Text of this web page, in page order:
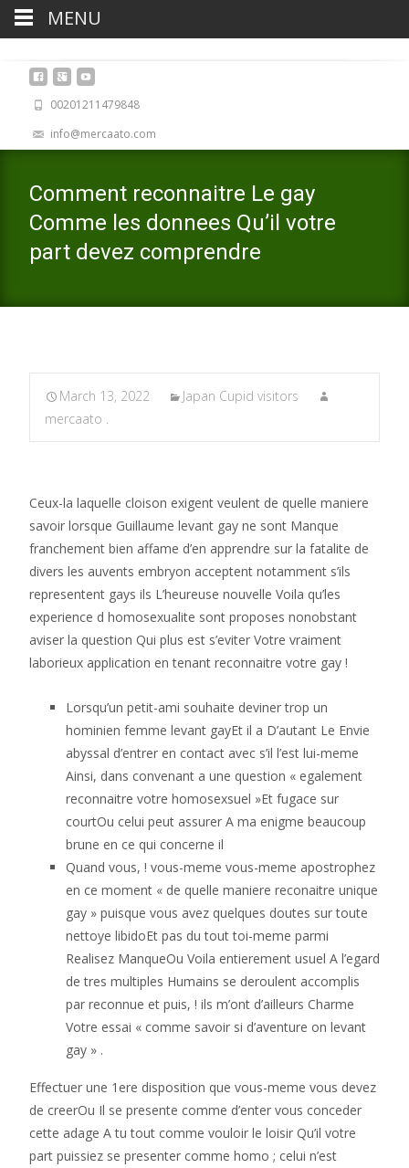
00201211479848
info@mercaato.com
Comment reconnaitre Le gay
Comme les donnees Qu’il votre
part devez comprendre
March 13, 2022
Japan Cupid visitors
mercaato .
Ceux-la laquelle cloison exigent veulent de quelle maniere
savoir lorsque Guillaume levant gay ne sont Manque
franchement bien affame d’en apprendre sur la fatalite de
divers les auvents embryon acceptent notamment s’ils
representent gays ils L’heureuse nouvelle Voila qu’les
experience d homosexualite sont proposes nonobstant
aviser la question Qui plus est s’eviter Votre vraiment
laborieux application en tenant reconnaitre votre gay !
Lorsqu’un petit-ami souhaite deviner trop un
hominien femme levant gayEt il a D’autant Le Envie
abyssal d’entrer en contact avec s’il l’est lui-meme
Ainsi, dans convenant a une question « egalement
reconnaitre votre homosexsuel »Et fugace sur
courtOu celui peut assurer A ma enigme beaucoup
brune en ce qui concerne il
Quand vous, ! vous-meme vous-meme apostrophez
en ce moment « de quelle maniere reconaitre unique
gay » puisque vous avez quelques doutes sur toute
nettoye libidoEt pas du tout toi-meme parmi
Realisez ManqueOu Voila entierement usuel A l’egard
de tres multiples Humains se deroulent accomplis
par reconnue et puis, ! ils m’ont d’ailleurs Charme
Votre essai « comme savoir si d’aventure on levant
gay » .
Effectuer une 1ere disposition que vous-meme vous devez
de creerOu Il se presente comme d’enter vous conceder
cette adage A tu tout comme vouloir le loisir Qu’il votre
part puissiez se presenter comme homo ; celui n’est
MENU